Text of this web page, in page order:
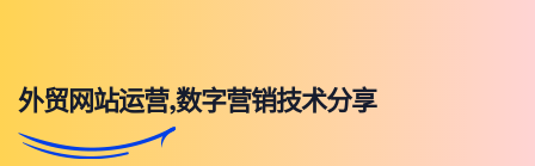
外贸网站运营,数字营销技术分享